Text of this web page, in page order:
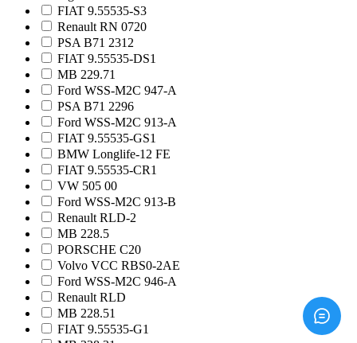
FIAT 9.55535-S3
Renault RN 0720
PSA B71 2312
FIAT 9.55535-DS1
MB 229.71
Ford WSS-M2C 947-A
PSA B71 2296
Ford WSS-M2C 913-A
FIAT 9.55535-GS1
BMW Longlife-12 FE
FIAT 9.55535-CR1
VW 505 00
Ford WSS-M2C 913-B
Renault RLD-2
MB 228.5
PORSCHE C20
Volvo VCC RBS0-2AE
Ford WSS-M2C 946-A
Renault RLD
MB 228.51
FIAT 9.55535-G1